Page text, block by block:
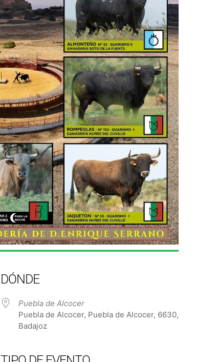
DÓNDE
Puebla de Alcocer
Puebla de Alcocer, Puebla de Alcocer, 6630,
Badajoz